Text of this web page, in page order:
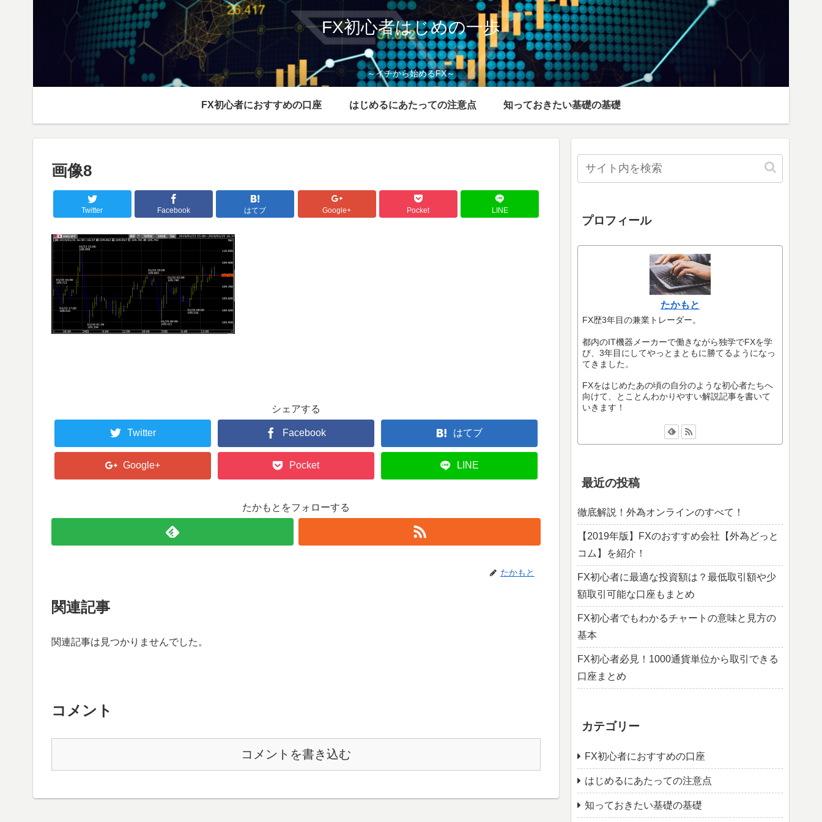
FX初心者はじめの一歩
～イチから始めるFX～
FX初心者におすすめの口座 はじめるにあたっての注意点 知っておきたい基礎の基礎
画像8
Twitter Facebook はてブ Google+ Pocket LINE
シェアする
Twitter Facebook はてブ
Google+ Pocket LINE
たかもとをフォローする
たかもと
関連記事
関連記事は見つかりませんでした。
コメント
コメントを書き込む
プロフィール
たかもと
FX歴3年目の兼業トレーダー。
都内のIT機器メーカーで働きながら独学でFXを学
び、3年目にしてやっとまともに勝てるようになっ
てきました。
FXをはじめたあの頃の自分のような初心者たちへ
向けて、とことんわかりやすい解説記事を書いて
いきます！
最近の投稿
徹底解説！外為オンラインのすべて！
【2019年版】FXのおすすめ会社【外為どっと
コム】を紹介！
FX初心者に最適な投資額は？最低取引額や少
額取引可能な口座もまとめ
FX初心者でもわかるチャートの意味と見方の
基本
FX初心者必見！1000通貨単位から取引できる
口座まとめ
カテゴリー
FX初心者におすすめの口座
はじめるにあたっての注意点
知っておきたい基礎の基礎